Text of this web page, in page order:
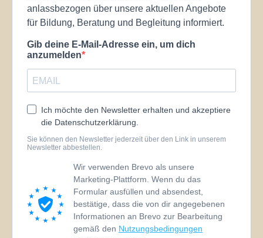
anlassbezogen über unsere aktuellen Angebote
für Bildung, Beratung und Begleitung informiert.
Gib deine E-Mail-Adresse ein, um dich
anzumelden
Ich möchte den Newsletter erhalten und akzeptiere
die Datenschutzerklärung.
Sie können den Newsletter jederzeit über den Link in unserem
Newsletter abbestellen.
Wir verwenden Brevo als unsere
Marketing-Plattform. Wenn du das
Formular ausfüllen und absendest,
bestätige, dass die von dir angegebenen
Informationen an Brevo zur Bearbeitung
gemäß den Nutzungsbedingungen